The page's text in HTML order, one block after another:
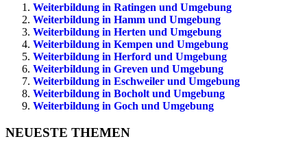
Weiterbildung in Ratingen und Umgebung
Weiterbildung in Hamm und Umgebung
Weiterbildung in Herten und Umgebung
Weiterbildung in Kempen und Umgebung
Weiterbildung in Herford und Umgebung
Weiterbildung in Greven und Umgebung
Weiterbildung in Eschweiler und Umgebung
Weiterbildung in Bocholt und Umgebung
Weiterbildung in Goch und Umgebung
NEUESTE THEMEN